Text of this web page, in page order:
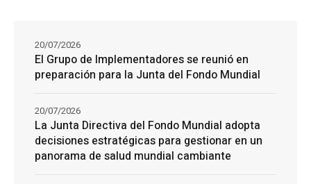
El Grupo de Implementadores se reunió en
preparación para la Junta del Fondo Mundial
20/07/2026
La Junta Directiva del Fondo Mundial adopta
decisiones estratégicas para gestionar en un
panorama de salud mundial cambiante
20/07/2026